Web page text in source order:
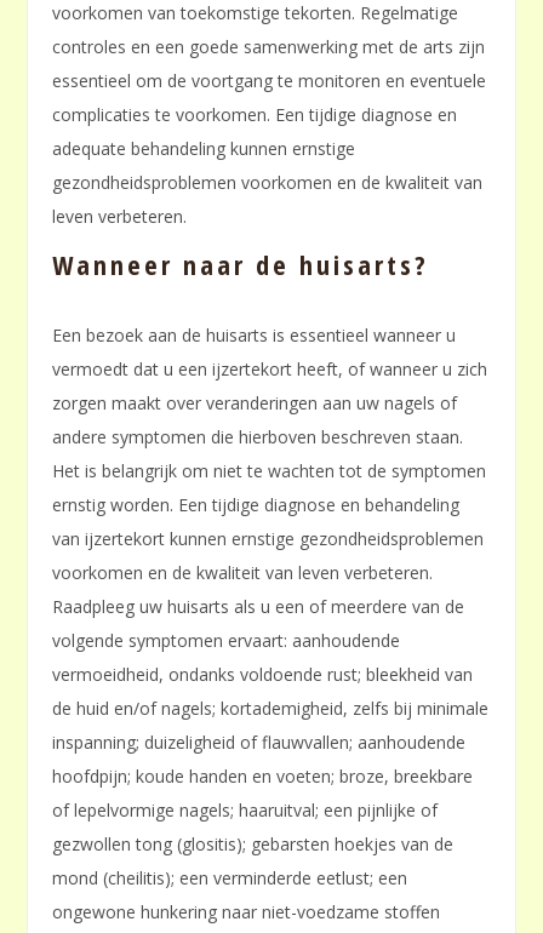
voorkomen van toekomstige tekorten. Regelmatige
controles en een goede samenwerking met de arts zijn
essentieel om de voortgang te monitoren en eventuele
complicaties te voorkomen. Een tijdige diagnose en
adequate behandeling kunnen ernstige
gezondheidsproblemen voorkomen en de kwaliteit van
leven verbeteren.
Wanneer naar de huisarts?
Een bezoek aan de huisarts is essentieel wanneer u
vermoedt dat u een ijzertekort heeft, of wanneer u zich
zorgen maakt over veranderingen aan uw nagels of
andere symptomen die hierboven beschreven staan.
Het is belangrijk om niet te wachten tot de symptomen
ernstig worden. Een tijdige diagnose en behandeling
van ijzertekort kunnen ernstige gezondheidsproblemen
voorkomen en de kwaliteit van leven verbeteren.
Raadpleeg uw huisarts als u een of meerdere van de
volgende symptomen ervaart: aanhoudende
vermoeidheid, ondanks voldoende rust; bleekheid van
de huid en/of nagels; kortademigheid, zelfs bij minimale
inspanning; duizeligheid of flauwvallen; aanhoudende
hoofdpijn; koude handen en voeten; broze, breekbare
of lepelvormige nagels; haaruitval; een pijnlijke of
gezwollen tong (glositis); gebarsten hoekjes van de
mond (cheilitis); een verminderde eetlust; een
ongewone hunkering naar niet-voedzame stoffen